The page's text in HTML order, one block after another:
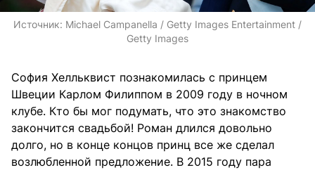
Источник: Michael Campanella / Getty Images Entertainment /
Getty Images
София Хелльквист познакомилась с принцем
Швеции Карлом Филиппом в 2009 году в ночном
клубе. Кто бы мог подумать, что это знакомство
закончится свадьбой! Роман длился довольно
долго, но в конце концов принц все же сделал
возлюбленной предложение. В 2015 году пара